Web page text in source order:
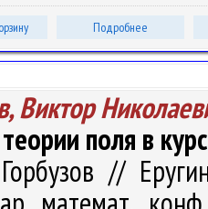
Подробнее
Виктор
поля в
//